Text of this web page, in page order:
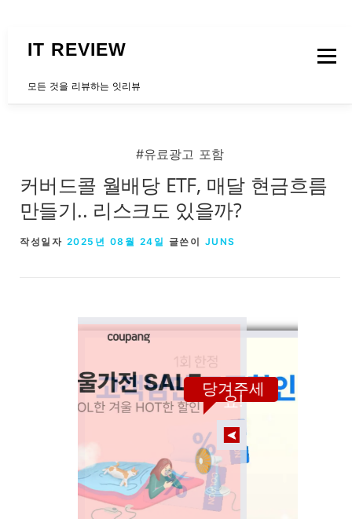
IT REVIEW
모든 것을 리뷰하는 잇리뷰
메뉴
#유료광고 포함
커버드콜 월배당 ETF, 매달 현금흐름
만들기.. 리스크도 있을까?
작성일자 2025년 08월 24일 글쓴이 JUNS
당겨주세
요!